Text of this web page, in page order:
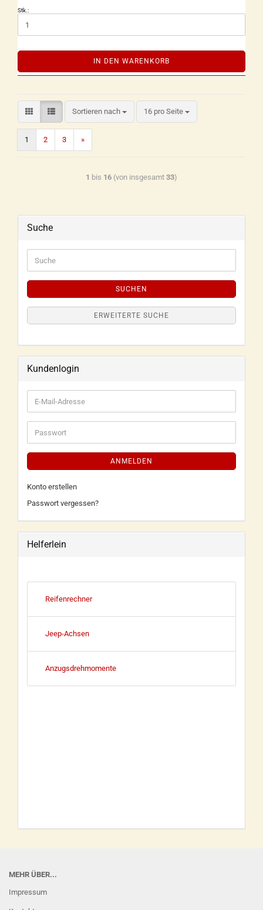
Stk.:
IN DEN WARENKORB
Sortieren nach 16 pro Seite
1 2 3 »
1 bis 16 (von insgesamt 33)
Suche
SUCHEN
ERWEITERTE SUCHE
Kundenlogin
ANMELDEN
Konto erstellen
Passwort vergessen?
Helferlein
Reifenrechner
Jeep-Achsen
Anzugsdrehmomente
MEHR ÜBER...
Impressum